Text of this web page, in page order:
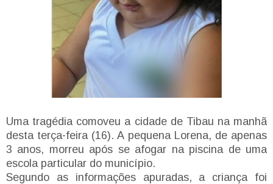
Uma tragédia comoveu a cidade de Tibau na manhã
desta terça-feira (16). A pequena Lorena, de apenas
3 anos, morreu após se afogar na piscina de uma
escola particular do município.
Segundo as informações apuradas, a criança foi